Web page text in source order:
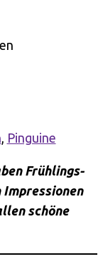
, Pinguine
Frühlings-
Impressionen
schöne